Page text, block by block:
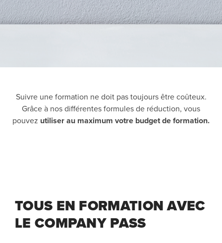
Suivre une formation ne doit pas toujours être coûteux.
Grâce à nos différentes formules de réduction, vous
pouvez utiliser au maximum votre budget de formation.
TOUS EN FORMATION AVEC
LE COMPANY PASS